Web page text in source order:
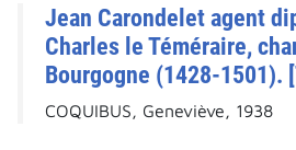
Jean Carondelet agent
Charles le Téméraire,
Bourgogne (1428-1501).
COQUIBUS, Geneviève, 1938